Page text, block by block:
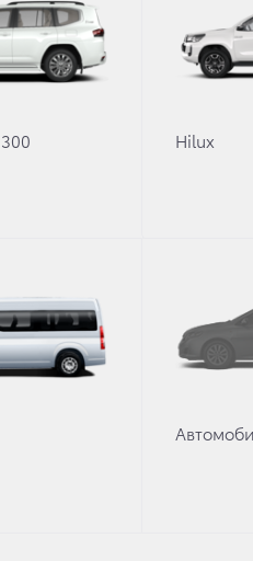
Hilux
новому оттенку
телематики и
новый уровень
нужд телематики, и